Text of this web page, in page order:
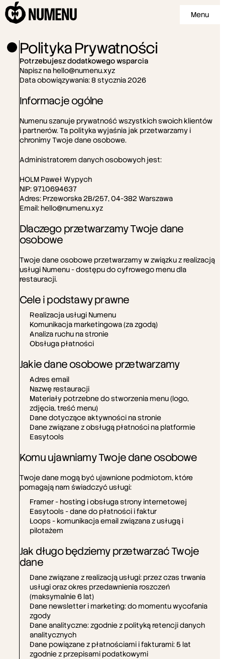
Menu
Polityka Prywatności
Potrzebujesz dodatkowego wsparcia
Napisz na hello@numenu.xyz
Data obowiązywania: 8 stycznia 2026
Informacje ogólne
Numenu szanuje prywatność wszystkich swoich klientów
i partnerów. Ta polityka wyjaśnia jak przetwarzamy i
chronimy Twoje dane osobowe.
Administratorem danych osobowych jest:
HOLM Paweł Wypych
NIP: 9710694637
Adres: Przeworska 2B/257, 04-382 Warszawa
Email: hello@numenu.xyz
Dlaczego przetwarzamy Twoje dane
osobowe
Twoje dane osobowe przetwarzamy w związku z realizacją
usługi Numenu - dostępu do cyfrowego menu dla
restauracji.
Cele i podstawy prawne
Realizacja usługi Numenu
Komunikacja marketingowa (za zgodą)
Analiza ruchu na stronie
Obsługa płatności
Jakie dane osobowe przetwarzamy
Adres email
Nazwę restauracji
Materiały potrzebne do stworzenia menu (logo,
zdjęcia, treść menu)
Dane dotyczące aktywności na stronie
Dane związane z obsługą płatności na platformie
Easytools
Komu ujawniamy Twoje dane osobowe
Twoje dane mogą być ujawnione podmiotom, które
pomagają nam świadczyć usługi:
Framer - hosting i obsługa strony internetowej
Easytools - dane do płatności i faktur
Loops - komunikacja email związana z usługą i
pilotażem
Jak długo będziemy przetwarzać Twoje
dane
Dane związane z realizacją usługi: przez czas trwania
usługi oraz okres przedawnienia roszczeń
(maksymalnie 6 lat)
Dane newsletter i marketing: do momentu wycofania
zgody
Dane analityczne: zgodnie z polityką retencji danych
analitycznych
Dane powiązane z płatnościami i fakturami: 5 lat
zgodnie z przepisami podatkowymi
Kontakt
hello@numenu.xyz
Social media
Instagram (wkrótce)